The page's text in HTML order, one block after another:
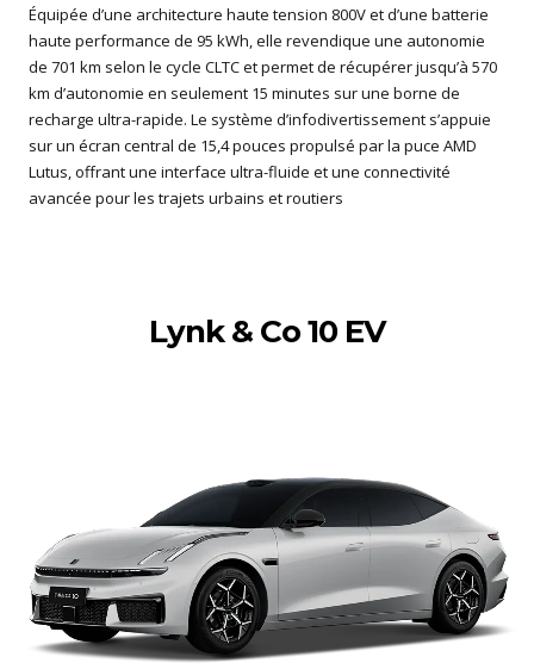
Équipée d’une architecture haute tension 800V et d’une batterie
haute performance de 95 kWh, elle revendique une autonomie
de 701 km selon le cycle CLTC et permet de récupérer jusqu’à 570
km d’autonomie en seulement 15 minutes sur une borne de
recharge ultra-rapide. Le système d’infodivertissement s’appuie
sur un écran central de 15,4 pouces propulsé par la puce AMD
Lutus, offrant une interface ultra-fluide et une connectivité
avancée pour les trajets urbains et routiers
Lynk & Co 10 EV